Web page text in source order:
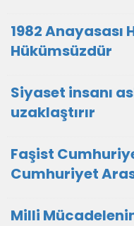
1982 Anayasası
Hükümsüzdür
Siyaset insanı
uzaklaştırır
Faşist
Cumhuriyet
Milli